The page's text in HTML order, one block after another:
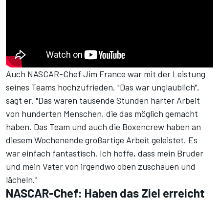
Auch NASCAR-Chef Jim France war mit der Leistung
seines Teams hochzufrieden. "Das war unglaublich",
sagt er. "Das waren tausende Stunden harter Arbeit
von hunderten Menschen, die das möglich gemacht
haben. Das Team und auch die Boxencrew haben an
diesem Wochenende großartige Arbeit geleistet. Es
war einfach fantastisch. Ich hoffe, dass mein Bruder
und mein Vater von irgendwo oben zuschauen und
lächeln."
NASCAR-Chef: Haben das Ziel erreicht